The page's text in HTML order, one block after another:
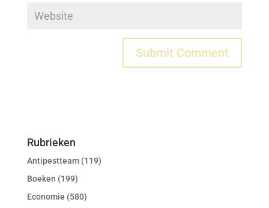
Rubrieken
Antipestteam(119)
Boeken (199)
Economie (580)